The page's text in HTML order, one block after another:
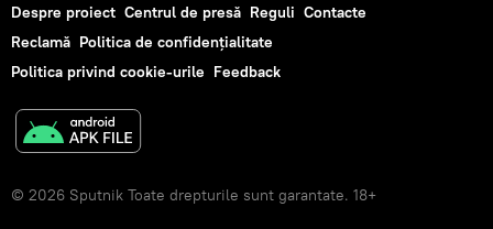
Despre proiect Centrul de presă Reguli Contacte
Reclamă Politica de confidențialitate
Politica privind cookie-urile Feedback
© 2026 Sputnik Toate drepturile sunt garantate. 18+